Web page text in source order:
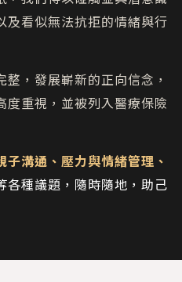
及看似無法抗拒的情緒與行
，發展嶄新的正向信念，
度重視，並被列入醫療保險
溝通、壓力與情緒管理、
各種議題，隨時隨地，助己